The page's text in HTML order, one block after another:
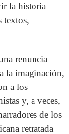
la historia
textos,
renuncia
la imaginación,
a los
y, a veces,
de los
retratada